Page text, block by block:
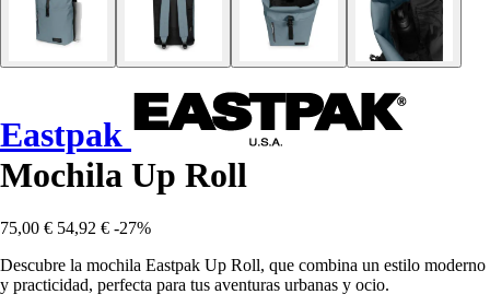
Eastpak
Mochila Up Roll
75,00 € 54,92 € -27%
Descubre la mochila Eastpak Up Roll, que combina un estilo moderno
y practicidad, perfecta para tus aventuras urbanas y ocio.